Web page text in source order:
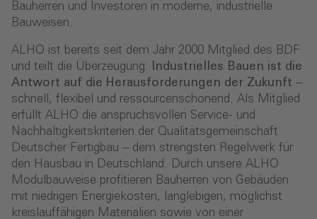
Bauherren und Investoren in moderne, industrielle
Bauweisen.
ALHO ist bereits seit dem Jahr 2000 Mitglied des BDF
und teilt die Überzeugung:
Industrielles Bauen ist die
Antwort auf die Herausforderungen der Zukunft –
schnell, flexibel und ressourcenschonend. Als Mitglied
erfüllt ALHO die anspruchsvollen Service- und
Nachhaltigkeitskriterien der Qualitätsgemeinschaft
Deutscher Fertigbau – dem strengsten Regelwerk für
den Hausbau in Deutschland. Durch unsere ALHO
Modulbauweise profitieren Bauherren von Gebäuden
mit niedrigen Energiekosten, langlebigen, möglichst
kreislauffähigen Materialien sowie von einer